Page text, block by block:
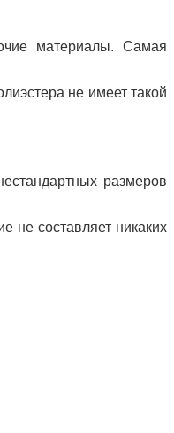
материалы. Самая
не имеет такой
размеров
не составляет никаких